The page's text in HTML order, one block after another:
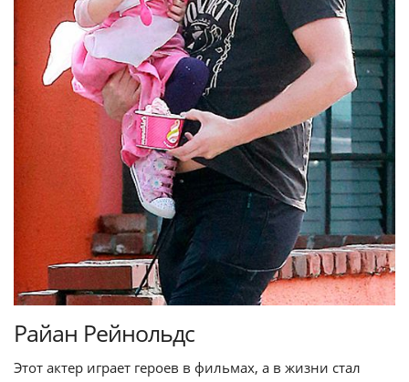
Райан Рейнольдс
Этот актер играет героев в фильмах, а в жизни стал